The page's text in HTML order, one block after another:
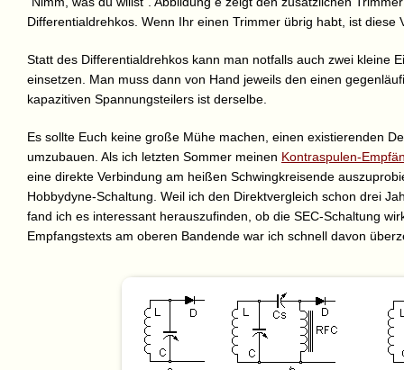
Differentialdrehkos. Wenn Ihr einen Trimmer übrig habt, ist diese
Statt des Differentialdrehkos kann man notfalls auch zwei kleine
einsetzen. Man muss dann von Hand jeweils den einen
kapazitiven Spannungsteilers ist derselbe.
Es sollte Euch keine große Mühe machen, einen existierenden
umzubauen. Als ich letzten Sommer meinen Kontraspulen-
eine direkte Verbindung am heißen Schwingkreisende
Hobbydyne-Schaltung. Weil ich den Direktvergleich schon drei
fand ich es interessant herauszufinden, ob die SEC-Schaltung
Empfangstexts am oberen Bandende war ich schnell davon